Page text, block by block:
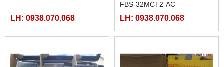
LH: 0938.070.068
FBS-32MCT2-AC
LH: 0938.070.068